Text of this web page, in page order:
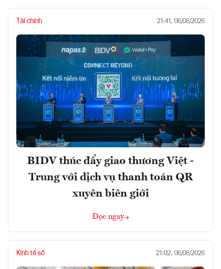
Tài chính 21:41, 06/08/2026
BIDV thúc đẩy giao thương Việt -
Trung với dịch vụ thanh toán QR
xuyên biên giới
Đọc ngay
Kinh tế số 21:02, 06/08/2026